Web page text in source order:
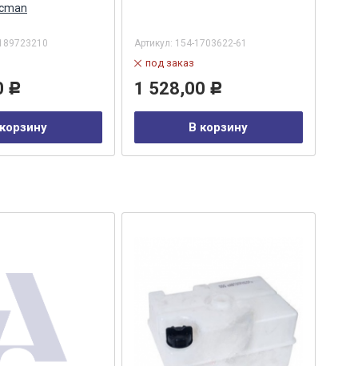
Р
Артикул: 154-1703622-61
под заказ
1 528,00 Р
В корзину